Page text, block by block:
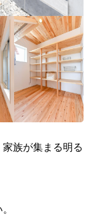
族が集まる明る